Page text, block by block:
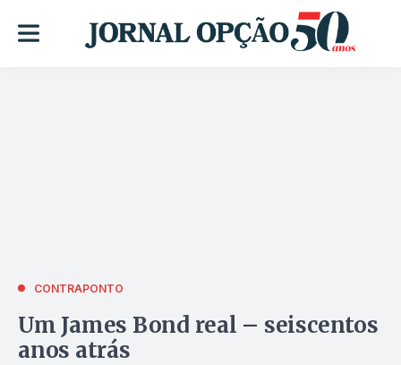
CONTRAPONTO
Um James Bond real – seiscentos
anos atrás